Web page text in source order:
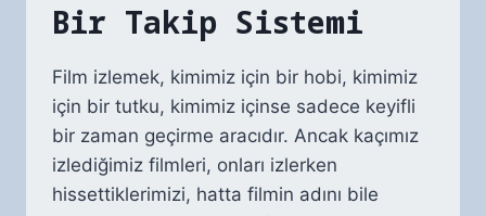
Bir Takip Sistemi
Film izlemek, kimimiz için bir hobi, kimimiz
için bir tutku, kimimiz içinse sadece keyifli
bir zaman geçirme aracıdır. Ancak kaçımız
izlediğimiz filmleri, onları izlerken
hissettiklerimizi, hatta filmin adını bile